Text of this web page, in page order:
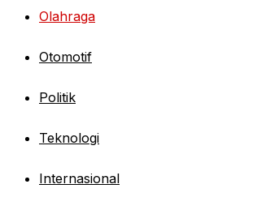
Olahraga
Otomotif
Politik
Teknologi
Internasional